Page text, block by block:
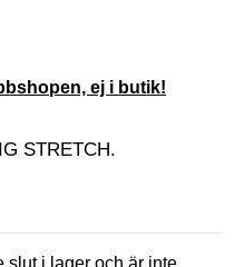
ej i butik!
STRETCH.
slut i lager och är inte